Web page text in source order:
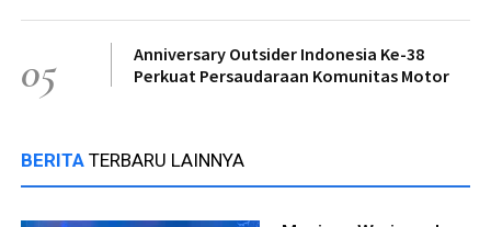
05
Anniversary Outsider Indonesia Ke-38
Perkuat Persaudaraan Komunitas Motor
BERITA TERBARU LAINNYA